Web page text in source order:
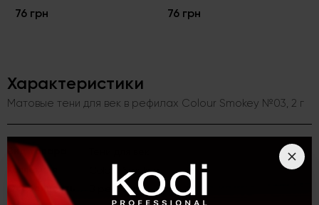
76 грн 76 грн
Характеристики
Матовые тени для век в рефилах Colour Smokey №03, 2 г
Вид товара
Коллекция Colour Smokey
Особенность В рефилах